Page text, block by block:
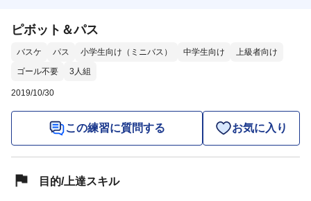
ピボット＆パス
バスケ パス 小学生向け（ミニバス） 中学生向け
上級者向け
ゴール不要
3人組
2019/10/30
この練習に質問する お気に入り
目的/上達スキル